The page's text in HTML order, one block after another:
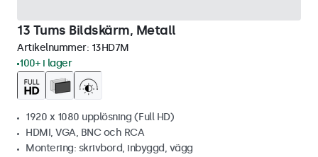
13 Tums Bildskärm, Metall
Artikelnummer: 13HD7M
100+ i lager
1920 x 1080 upplösning (Full HD)
HDMI, VGA, BNC och RCA
Montering: skrivbord, inbyggd, vägg